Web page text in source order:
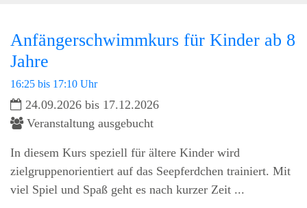
Anfängerschwimmkurs für Kinder ab 8
Jahre
16:25 bis 17:10 Uhr
24.09.2026 bis 17.12.2026
Veranstaltung ausgebucht
In diesem Kurs speziell für ältere Kinder wird
zielgruppenorientiert auf das Seepferdchen trainiert. Mit
viel Spiel und Spaß geht es nach kurzer Zeit ...